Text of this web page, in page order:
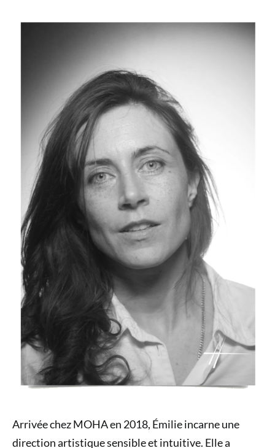
Arrivée chez MOHA en 2018, Émilie incarne une
direction artistique sensible et intuitive. Elle a